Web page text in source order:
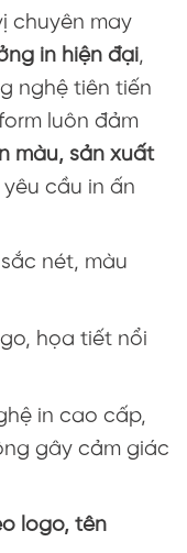
chuyên may
in hiện đại,
nghệ tiên tiến
luôn đảm
màu, sản xuất
cầu in ấn
sắc nét, màu
họa tiết nổi
in cao cấp,
gây cảm giác
logo, tên